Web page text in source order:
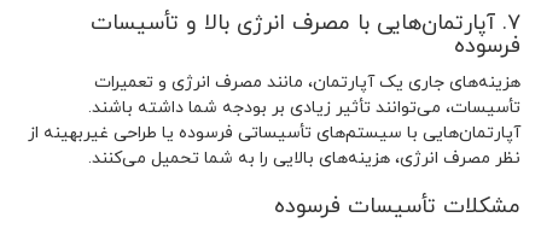
۷. آپارتمان‌هایی با مصرف انرژی بالا و تأسیسات
فرسوده
هزینه‌های جاری یک آپارتمان، مانند مصرف انرژی و تعمیرات
تأسیسات، می‌توانند تأثیر زیادی بر بودجه شما داشته باشند.
آپارتمان‌هایی با سیستم‌های تأسیساتی فرسوده یا طراحی غیربهینه از
نظر مصرف انرژی، هزینه‌های بالایی را به شما تحمیل می‌کنند.
مشکلات تأسیسات فرسوده